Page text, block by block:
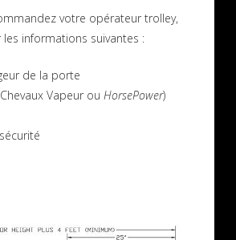
votre opérateur trolley,
informations suivantes :
de la porte
Vapeur ou HorsePower)